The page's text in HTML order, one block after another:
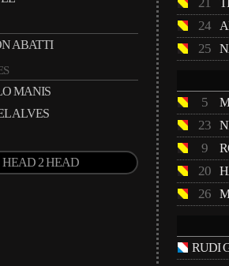
ABATTI
MANIS
ALVES
HEAD 2 HEAD
24
25
5
23
9
20
26
RUDI